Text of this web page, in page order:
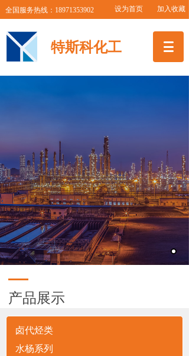
特斯科化工
全国服务热线：18971353902 设为首页 加入收藏
产品展示
卤代烃类
水杨系列